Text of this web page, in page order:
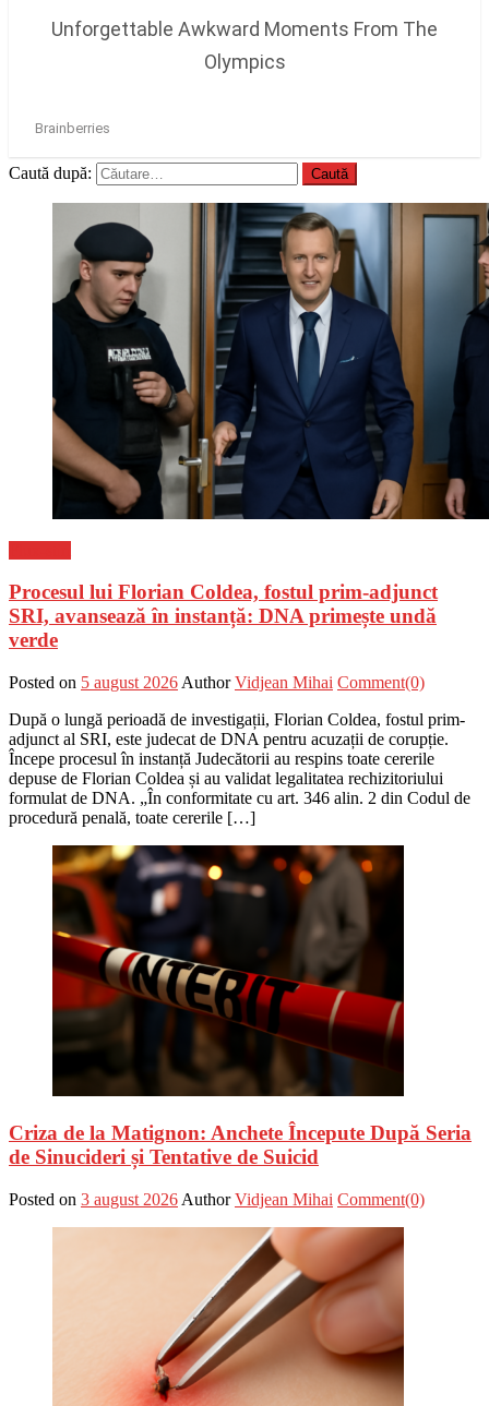
Caută după:
Procesul lui Florian Coldea, fostul prim-adjunct
SRI, avansează în instanță: DNA primește undă
verde
Posted on 5 august 2026 Author Vidjean Mihai Comment(0)
După o lungă perioadă de investigații, Florian Coldea, fostul prim-
adjunct al SRI, este judecat de DNA pentru acuzații de corupție.
Începe procesul în instanță Judecătorii au respins toate cererile
depuse de Florian Coldea și au validat legalitatea rechizitoriului
formulat de DNA. „În conformitate cu art. 346 alin. 2 din Codul de
procedură penală, toate cererile […]
Criza de la Matignon: Anchete Începute După Seria
de Sinucideri și Tentative de Suicid
Posted on 3 august 2026 Author Vidjean Mihai Comment(0)